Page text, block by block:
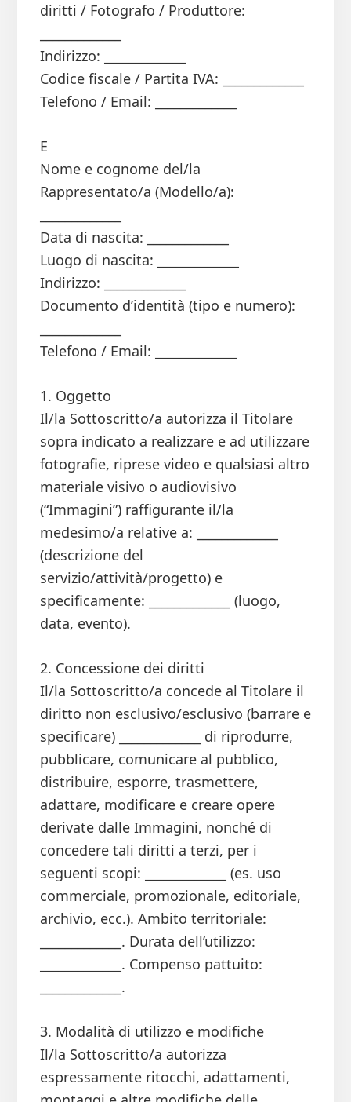
diritti / Fotografo / Produttore:
Indirizzo: _____________
Codice fiscale / Partita IVA: _____________
Telefono / Email: _____________
E
Nome e cognome del/la
Rappresentato/a (Modello/a):
Data di nascita: _____________
Luogo di nascita: _____________
Indirizzo: _____________
Documento d’identità (tipo e numero):
Telefono / Email: _____________
1. Oggetto
Il/la Sottoscritto/a autorizza il Titolare
sopra indicato a realizzare e ad utilizzare
fotografie, riprese video e qualsiasi altro
materiale visivo o audiovisivo
(“Immagini”) raffigurante il/la
medesimo/a relative a: _____________
(descrizione del
servizio/attività/progetto) e
specificamente: _____________ (luogo,
data, evento).
2. Concessione dei diritti
Il/la Sottoscritto/a concede al Titolare il
diritto non esclusivo/esclusivo (barrare e
specificare) _____________ di riprodurre,
pubblicare, comunicare al pubblico,
distribuire, esporre, trasmettere,
adattare, modificare e creare opere
derivate dalle Immagini, nonché di
concedere tali diritti a terzi, per i
seguenti scopi: _____________ (es. uso
commerciale, promozionale, editoriale,
archivio, ecc.). Ambito territoriale:
_____________. Durata dell’utilizzo:
_____________. Compenso pattuito:
_____________.
3. Modalità di utilizzo e modifiche
Il/la Sottoscritto/a autorizza
espressamente ritocchi, adattamenti,